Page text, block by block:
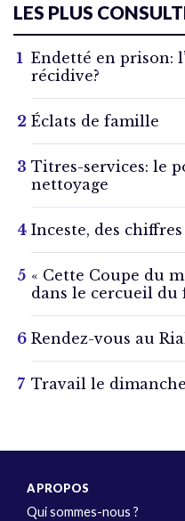
LES PLUS
Endetté en prison:
récidive?
Éclats de famille
Titres-services: le
nettoyage
Inceste, des chiffres
« Cette Coupe du
dans le cercueil du
Rendez-vous au
Travail le
A PROPOS
Qui sommes-nous ?